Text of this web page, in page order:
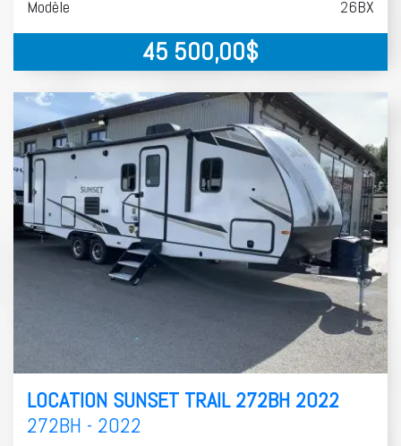
Modèle
26BX
45 500,00$
LOCATION SUNSET TRAIL 272BH 2022
272BH - 2022